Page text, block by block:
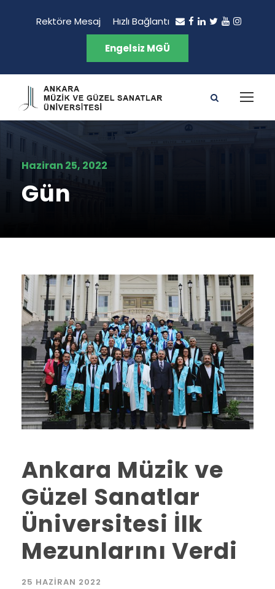
Rektöre Mesaj Hızlı Bağlantı
Engelsiz MGÜ
Haziran 25, 2022
Gün
Ankara Müzik ve
Güzel Sanatlar
Üniversitesi İlk
Mezunlarını Verdi
25 HAZIRAN 2022